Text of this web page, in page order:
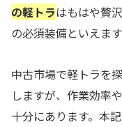
の軽トラはもはや贅
の必須装備といえます
中古市場で軽トラを
しますが、作業効率
十分にあります。本